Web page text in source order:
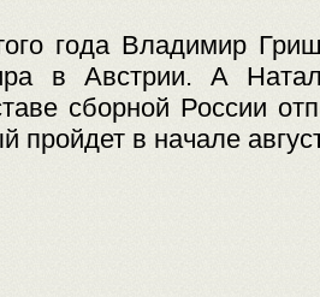
года Владимир
в Австрии. А
сборной России
пройдет в начале